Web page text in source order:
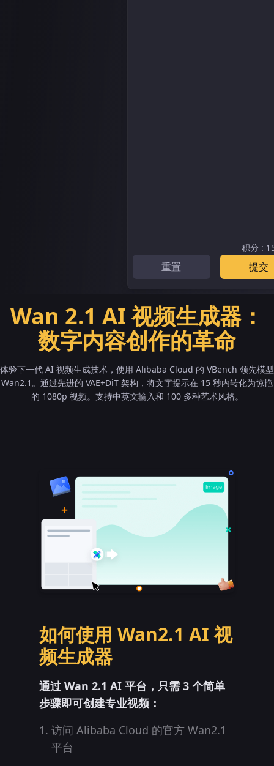
重置
积分 :
提交
Wan 2.1 AI 视频生成器：
数字内容创作的革命
体验下一代 AI 视频生成技术，使用 Alibaba Cloud 的 VBench 领先模型
Wan2.1。通过先进的 VAE+DiT 架构，将文字提示在 15 秒内转化为惊艳
的 1080p 视频。支持中英文输入和 100 多种艺术风格。
如何使用 Wan2.1 AI 视
频生成器
通过 Wan 2.1 AI 平台，只需 3 个简单
步骤即可创建专业视频：
访问 Alibaba Cloud 的官方 Wan2.1
平台